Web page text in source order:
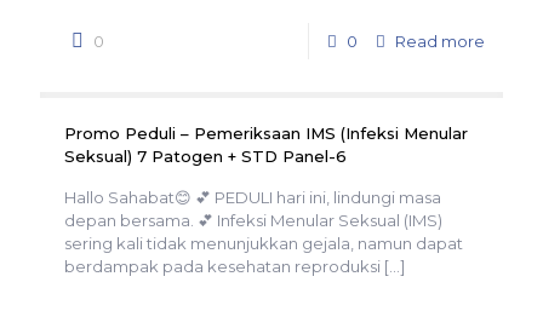
0 0 Read more
Promo Peduli – Pemeriksaan IMS (Infeksi Menular
Seksual) 7 Patogen + STD Panel-6
Hallo Sahabat😊 💕 PEDULI hari ini, lindungi masa
depan bersama. 💕 Infeksi Menular Seksual (IMS)
sering kali tidak menunjukkan gejala, namun dapat
berdampak pada kesehatan reproduksi […]